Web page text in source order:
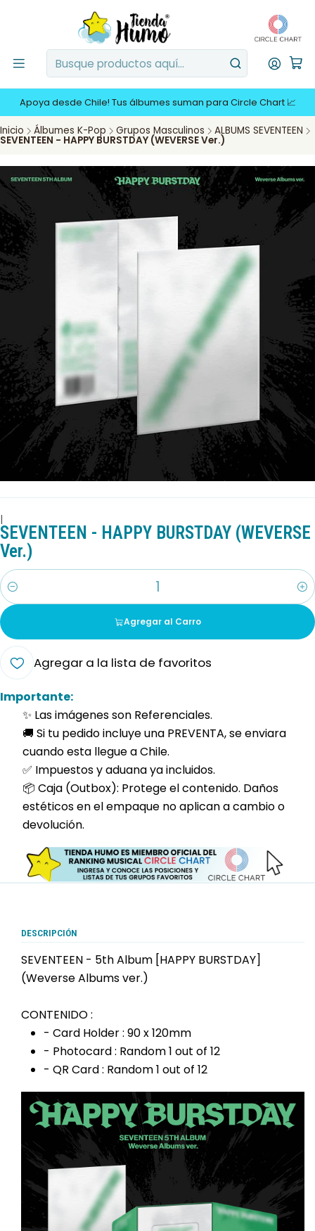
Apoya desde Chile! Tus álbumes suman para Circle Chart 📈
Inicio Álbumes K-Pop Grupos Masculinos ALBUMS SEVENTEEN
SEVENTEEN - HAPPY BURSTDAY (WEVERSE Ver.)
|
SEVENTEEN - HAPPY BURSTDAY (WEVERSE
Ver.)
Cantidad
Agregar al Carro
Agregar a la lista de favoritos
Importante:
✨ Las imágenes son Referenciales.
🚚 Si tu pedido incluye una PREVENTA, se enviara
cuando esta llegue a Chile.
✅ Impuestos y aduana ya incluidos.
📦 Caja (Outbox): Protege el contenido. Daños
estéticos en el empaque no aplican a cambio o
devolución.
DESCRIPCIÓN
SEVENTEEN - 5th Album [HAPPY BURSTDAY]
(Weverse Albums ver.)
CONTENIDO :
- Card Holder : 90 x 120mm
- Photocard : Random 1 out of 12
- QR Card : Random 1 out of 12